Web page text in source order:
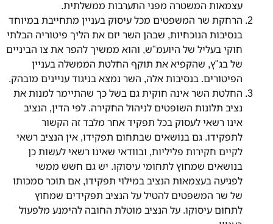
עצמאות המשטרה מפני התערבות ממשלתית.
הרחקת שר המשפטים מכל עיסוק בעניין מתחייבת במיוחד
בנסיבות הנוכחיות, שבהן השר יזם את הליך פיטוריה הבלתי
חוקי בעליל של היועמ"ש, והוא ממשיך להפר את צו הביניים
של בג"ץ, שהקפיא את תוקף החלטת הממשלה בעניין
הפיטורים. בנסיבות אלה, השר נמצא בניגוד עניינים מובהק.
החלטת השר אינה חוקית גם בשל כך שהתיימר למנות את
נציב תלונות השופטים לניהול החקירה. לפי הדין, הנציב
אינו רשאי לעסוק בכל תפקיד אחר מלבד זה הקשור
לתפקידו. גם בנושאים שבתחום תפקידו, אין הנציב רשאי
לקיים חקירות פליליות, ובוודאי שאינו רשאי לעשות כן
בנושאים שמחוץ לתחומי עיסוקו. יש גם חשש ממשי
לפגיעה בעצמאות הנציב במילוי תפקידו, אם תוכר סמכותו
של שר המשפטים להטיל על הנציב תפקידים שמחוץ
לתחום עיסוקו. על הנציב מוטלת החובה להימנע מלפעול